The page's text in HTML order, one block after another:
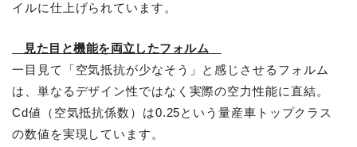
イルに仕上げられています。
見た目と機能を両立したフォルム
一目見て「空気抵抗が少なそう」と感じさせるフォルム
は、単なるデザイン性ではなく実際の空力性能に直結。
Cd値（空気抵抗係数）は0.25という量産車トップクラス
の数値を実現しています。